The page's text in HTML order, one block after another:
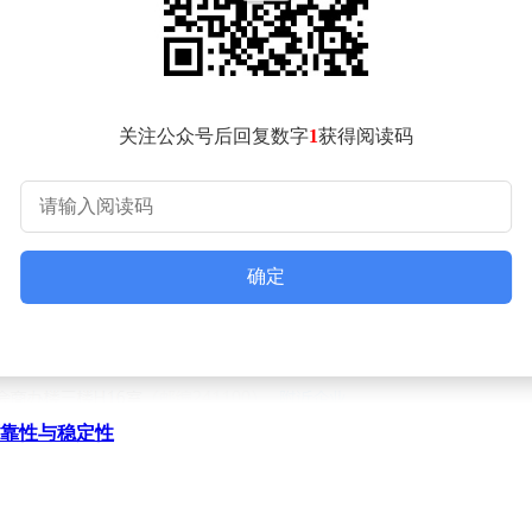
关注公众号后回复数字1获得阅读码
确定
性与稳定性